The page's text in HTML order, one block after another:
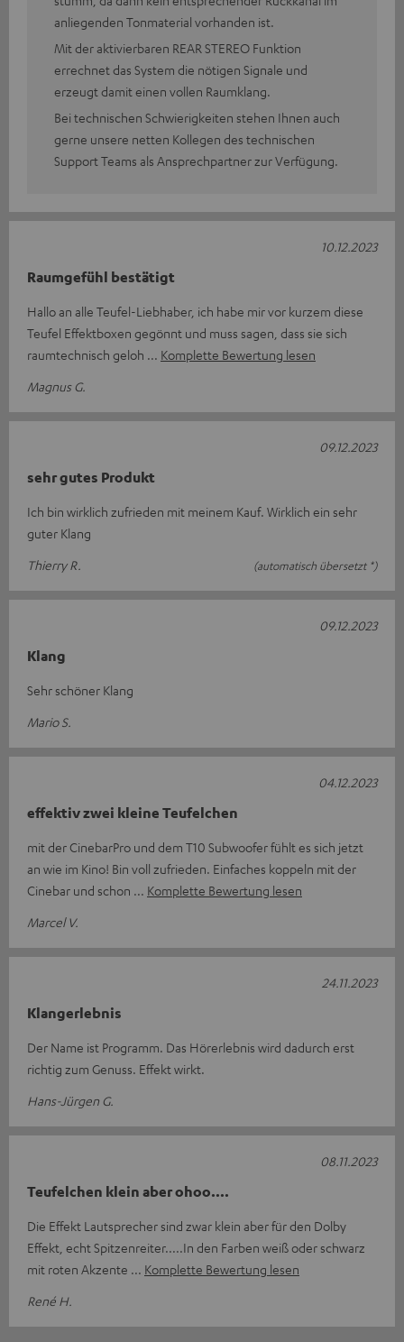
anliegenden Tonmaterial vorhanden ist.
Mit der aktivierbaren REAR STEREO Funktion
errechnet das System die nötigen Signale und
erzeugt damit einen vollen Raumklang.
Bei technischen Schwierigkeiten stehen Ihnen auch
gerne unsere netten Kollegen des technischen
Support Teams als Ansprechpartner zur Verfügung.
Raumgefühl bestätigt
Hallo an alle Teufel-Liebhaber, ich habe mir vor kurzem diese
Teufel Effektboxen gegönnt und muss sagen, dass sie sich
raumtechnisch geloh
Komplette Bewertung lesen
Magnus G.
10.12.2023
sehr gutes Produkt
Ich bin wirklich zufrieden mit meinem Kauf. Wirklich ein sehr
guter Klang
Thierry R.
(automatisch übersetzt *)
09.12.2023
Klang
Sehr schöner Klang
Mario S.
09.12.2023
effektiv zwei kleine Teufelchen
mit der CinebarPro und dem T10 Subwoofer fühlt es sich jetzt
an wie im Kino! Bin voll zufrieden. Einfaches koppeln mit der
Cinebar und schon
Komplette Bewertung lesen
Marcel V.
04.12.2023
Klangerlebnis
Der Name ist Programm. Das Hörerlebnis wird dadurch erst
richtig zum Genuss. Effekt wirkt.
Hans-Jürgen G.
24.11.2023
Teufelchen klein aber ohoo....
Die Effekt Lautsprecher sind zwar klein aber für den Dolby
Effekt, echt Spitzenreiter.....In den Farben weiß oder schwarz
mit roten Akzente
Komplette Bewertung lesen
René H.
08.11.2023